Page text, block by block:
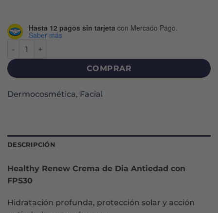
Hasta 12 pagos sin tarjeta con Mercado Pago.
Saber más
COMPRAR
Dermocosmética, Facial
DESCRIPCIÓN
Healthy Renew Crema de Dia Antiedad con
FPS30
Hidratación profunda, protección solar y acción